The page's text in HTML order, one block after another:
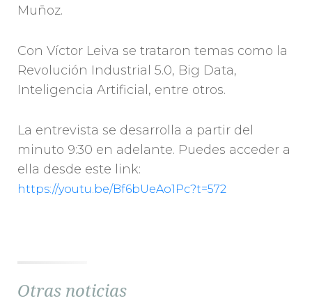
Muñoz.
Con Víctor Leiva se trataron temas como la
Revolución Industrial 5.0, Big Data,
Inteligencia Artificial, entre otros.
La entrevista se desarrolla a partir del
minuto 9:30 en adelante. Puedes acceder a
ella desde este link:
https://youtu.be/Bf6bUeAo1Pc?t=572
Otras noticias